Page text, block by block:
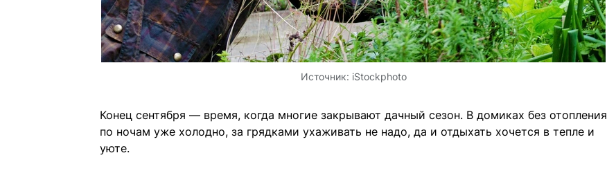
Источник: iStockphoto
Конец сентября — время, когда многие закрывают дачный сезон. В домиках без отопления
по ночам уже холодно, за грядками ухаживать не надо, да и отдыхать хочется в тепле и
уюте.